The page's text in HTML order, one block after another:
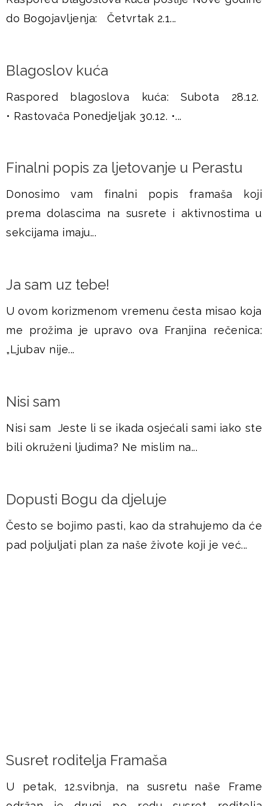
š
e
do Bogojavljenja: Četvrtak 2.1...
Blagoslov kuća
Raspored blagoslova kuća: Subota 28.12.
• Rastovača Ponedjeljak 30.12. •...
Finalni popis za ljetovanje u Perastu
Donosimo vam finalni popis framaša koji
prema dolascima na susrete i aktivnostima u
sekcijama imaju...
Ja sam uz tebe!
U ovom korizmenom vremenu česta misao koja
me prožima je upravo ova Franjina rečenica:
„Ljubav nije...
Nisi sam
Nisi sam Jeste li se ikada osjećali sami iako ste
bili okruženi ljudima? Ne mislim na...
Dopusti Bogu da djeluje
Često se bojimo pasti, kao da strahujemo da će
pad poljuljati plan za naše živote koji je već...
Susret roditelja Framaša
U petak, 12.svibnja, na susretu naše Frame